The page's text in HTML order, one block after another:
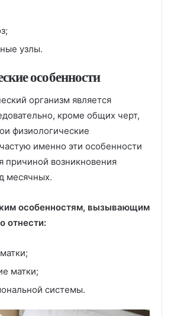
узлы.
особенности
организм является
кроме общих черт,
физиологические
именно эти особенности
причиной возникновения
месячных.
особенностям, вызывающим
отнести:
матки;
системы.